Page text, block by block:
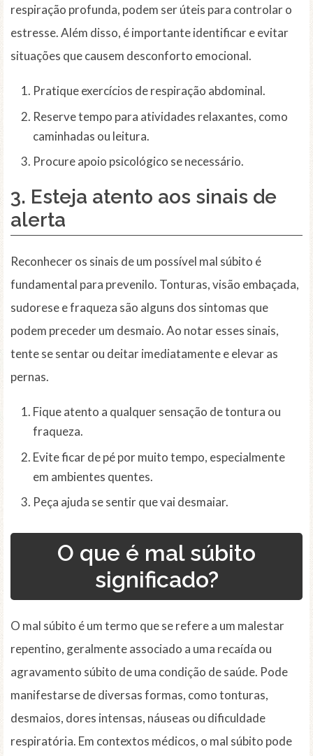
respiração profunda, podem ser úteis para controlar o
estresse. Além disso, é importante identificar e evitar
situações que causem desconforto emocional.
Pratique exercícios de respiração abdominal.
Reserve tempo para atividades relaxantes, como
caminhadas ou leitura.
Procure apoio psicológico se necessário.
3. Esteja atento aos sinais de
alerta
Reconhecer os sinais de um possível mal súbito é
fundamental para prevenilo. Tonturas, visão embaçada,
sudorese e fraqueza são alguns dos sintomas que
podem preceder um desmaio. Ao notar esses sinais,
tente se sentar ou deitar imediatamente e elevar as
pernas.
Fique atento a qualquer sensação de tontura ou
fraqueza.
Evite ficar de pé por muito tempo, especialmente
em ambientes quentes.
Peça ajuda se sentir que vai desmaiar.
O que é mal súbito
significado?
O mal súbito é um termo que se refere a um malestar
repentino, geralmente associado a uma recaída ou
agravamento súbito de uma condição de saúde. Pode
manifestarse de diversas formas, como tonturas,
desmaios, dores intensas, náuseas ou dificuldade
respiratória. Em contextos médicos, o mal súbito pode